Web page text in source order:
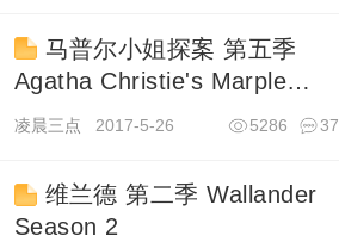
马普尔小姐探案 第五季
Agatha Christie's Marple
Season 5
凌晨三点 2017-5-26 37
5286
维兰德 第二季 Wallander
Season 2